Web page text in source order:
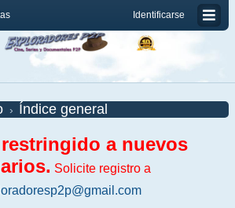
Identificarse
Índice general
a nuevos
Solicite registro a